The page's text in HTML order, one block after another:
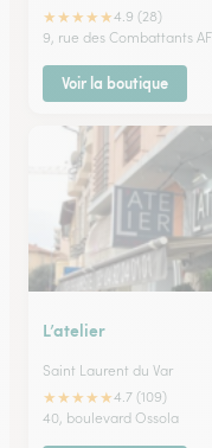
★★★★★4.9 (28)
9, rue des Combattants
Voir la boutique
L’atelier
Saint Laurent du Var
★★★★★4.7 (109)
40, boulevard Ossola